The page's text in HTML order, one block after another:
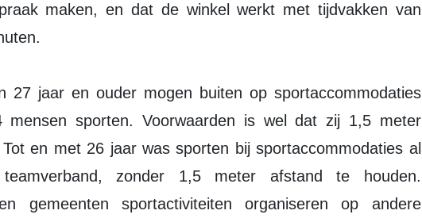
maken, en dat de winkel werkt met tijdvakken van
27 jaar en ouder mogen buiten op sportaccommodaties
mensen sporten. Voorwaarden is wel dat zij 1,5 meter
en met 26 jaar was sporten bij sportaccommodaties al
zonder 1,5 meter afstand te houden.
gemeenten sportactiviteiten organiseren op andere